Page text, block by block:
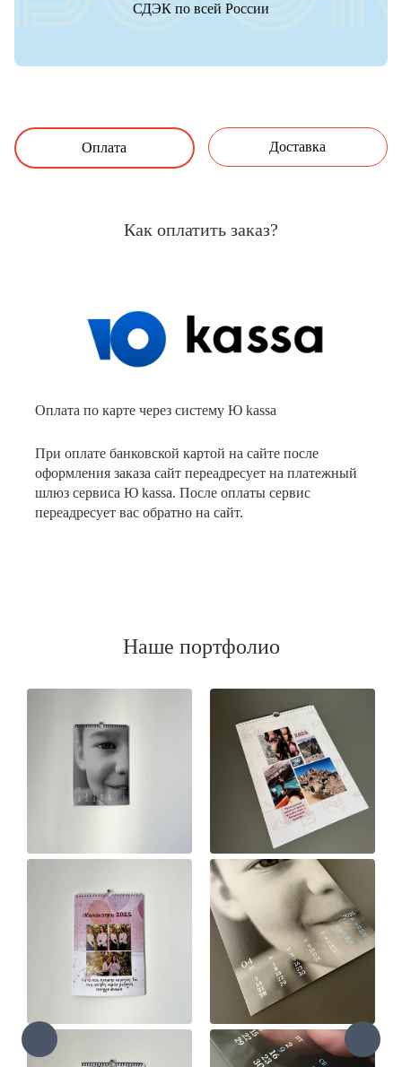
СДЭК по всей России
Оплата Доставка
Как оплатить заказ?
Оплата по карте через систему Ю kassa
При оплате банковской картой на сайте после
оформления заказа сайт переадресует на платежный
шлюз сервиса Ю kassa. После оплаты сервис
переадресует вас обратно на сайт.
Наше портфолио